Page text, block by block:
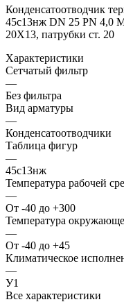
Конденсатоотводчик
45с13нж DN 25 PN 4,0
20Х13, патрубки ст. 20
Характеристики
Сетчатый фильтр
—
Без фильтра
Вид арматуры
—
Конденсатоотводчики
Таблица фигур
—
45с13нж
Температура рабочей
—
От -40 до +300
Температура
—
От -40 до +45
Климатическое
—
У1
Все характеристики